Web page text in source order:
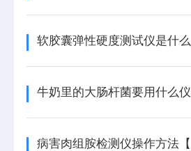
软胶囊弹性硬度测试仪是什么